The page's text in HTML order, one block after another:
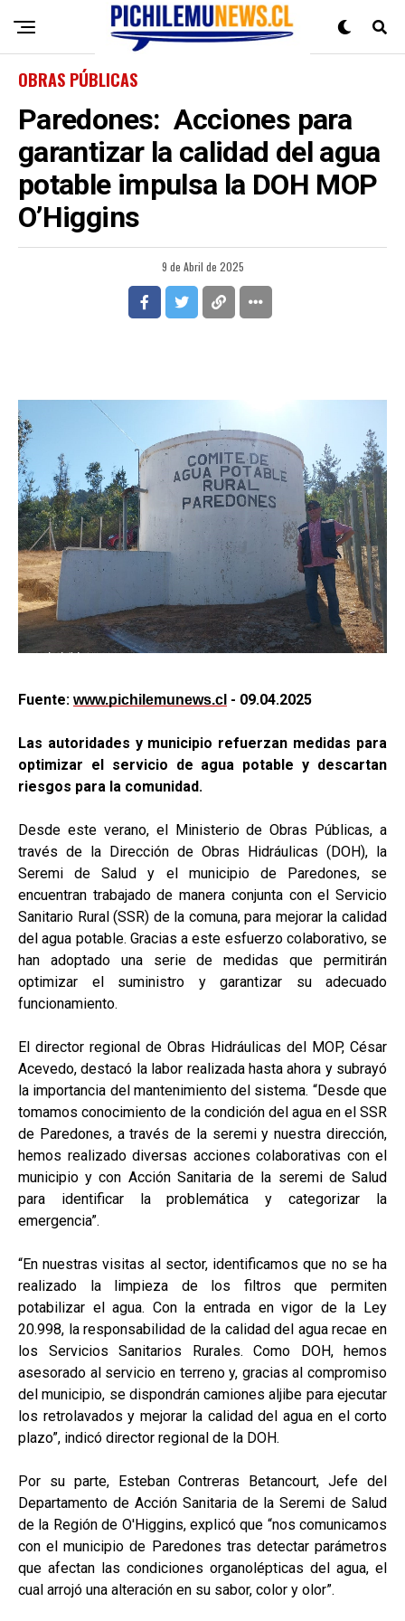
OBRAS PÚBLICAS
Paredones: Acciones para
garantizar la calidad del agua
potable impulsa la DOH MOP
O’Higgins
9 de Abril de 2025
Fuente: www.pichilemunews.cl - 09.04.2025
Las autoridades y municipio refuerzan medidas para
optimizar el servicio de agua potable y descartan
riesgos para la comunidad.
Desde este verano, el Ministerio de Obras Públicas, a
través de la Dirección de Obras Hidráulicas (DOH), la
Seremi de Salud y el municipio de Paredones, se
encuentran trabajado de manera conjunta con el Servicio
Sanitario Rural (SSR) de la comuna, para mejorar la calidad
del agua potable. Gracias a este esfuerzo colaborativo, se
han adoptado una serie de medidas que permitirán
optimizar el suministro y garantizar su adecuado
funcionamiento.
El director regional de Obras Hidráulicas del MOP, César
Acevedo, destacó la labor realizada hasta ahora y subrayó
la importancia del mantenimiento del sistema. “Desde que
tomamos conocimiento de la condición del agua en el SSR
de Paredones, a través de la seremi y nuestra dirección,
hemos realizado diversas acciones colaborativas con el
municipio y con Acción Sanitaria de la seremi de Salud
para identificar la problemática y categorizar la
emergencia”.
“En nuestras visitas al sector, identificamos que no se ha
realizado la limpieza de los filtros que permiten
potabilizar el agua. Con la entrada en vigor de la Ley
20.998, la responsabilidad de la calidad del agua recae en
los Servicios Sanitarios Rurales. Como DOH, hemos
asesorado al servicio en terreno y, gracias al compromiso
del municipio, se dispondrán camiones aljibe para ejecutar
los retrolavados y mejorar la calidad del agua en el corto
plazo”, indicó director regional de la DOH.
Por su parte, Esteban Contreras Betancourt, Jefe del
Departamento de Acción Sanitaria de la Seremi de Salud
de la Región de O'Higgins, explicó que “nos comunicamos
con el municipio de Paredones tras detectar parámetros
que afectan las condiciones organolépticas del agua, el
cual arrojó una alteración en su sabor, color y olor”.